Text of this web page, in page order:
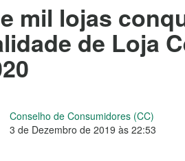
mil lojas
de Loja
Conselho de Consumidores (CC)
3 de Dezembro de 2019 às 22:53